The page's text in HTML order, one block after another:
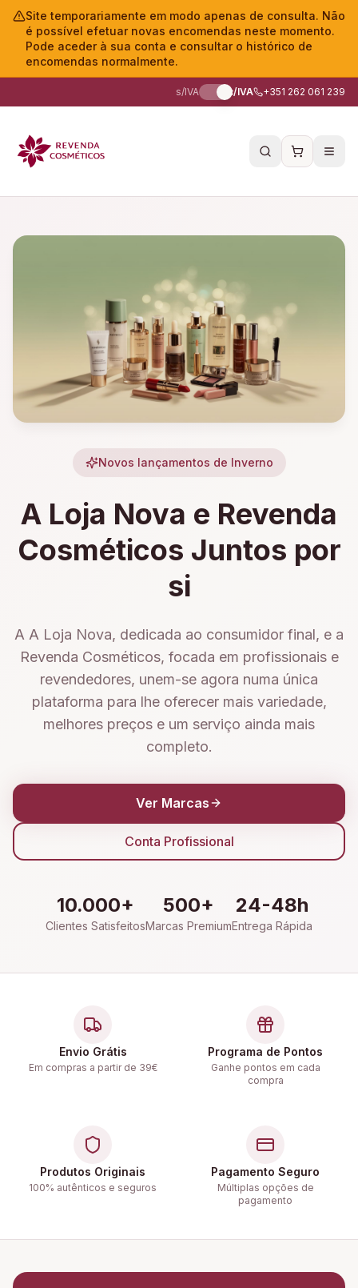
Site temporariamente em modo apenas de consulta. Não
é possível efetuar novas encomendas neste momento.
Pode aceder à sua conta e consultar o histórico de
encomendas normalmente.
s/IVA c/IVA +351 262 061 239
Novos lançamentos de Inverno
A Loja Nova e Revenda
Cosméticos Juntos por
si
A A Loja Nova, dedicada ao consumidor final, e a
Revenda Cosméticos, focada em profissionais e
revendedores, unem-se agora numa única
plataforma para lhe oferecer mais variedade,
melhores preços e um serviço ainda mais
completo.
Ver Marcas
Conta Profissional
10.000+
Clientes Satisfeitos
500+
Marcas Premium
24-48h
Entrega Rápida
Envio Grátis
Em compras a partir de 39€
Programa de Pontos
Ganhe pontos em cada
compra
Produtos Originais
100% autênticos e seguros
Pagamento Seguro
Múltiplas opções de
pagamento